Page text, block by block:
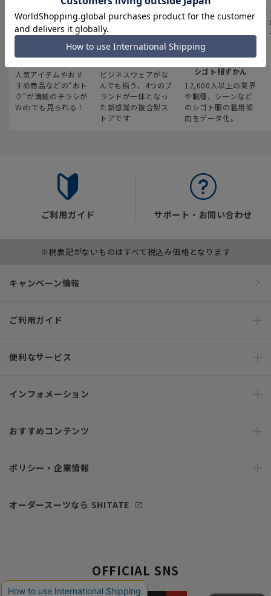
最新のお買い得情報
人気アイテムやおす
すめ商品などの“おト
ク“が満載のチラシが
Webでも見られる！
スーツスクエア
ビジネスウェアがな
んでも揃う、4つのブ
ランドが一体となっ
た新感覚の複合型ス
トアです
みんなの
シゴト服ずかん
12,000人以上の業界
や職種、シーンなど
のシゴト服の着用傾
向をデータ化。
ご利用ガイド サポート・お問い合わせ
※税表記がないものはすべて税込み価格となります
キャンペーン情報
ご利用ガイド
便利なサービス
インフォメーション
おすすめコンテンツ
ポリシー・企業情報
オーダースーツなら SHITATE
OFFICIAL SNS